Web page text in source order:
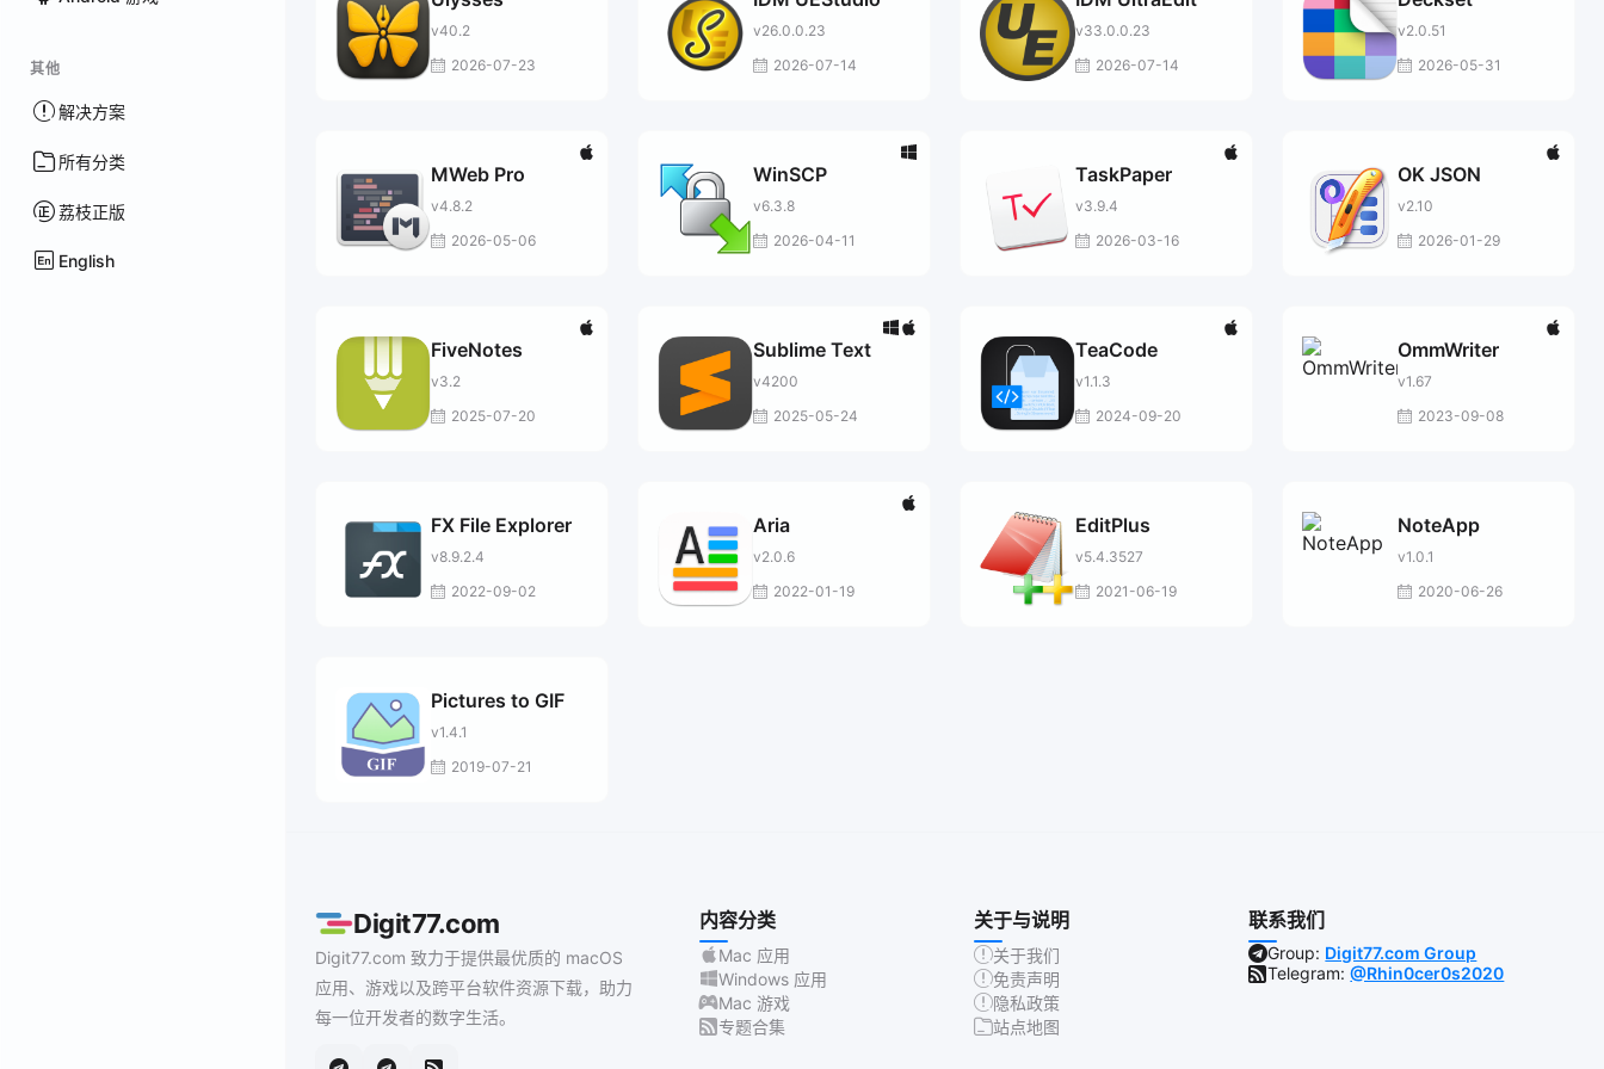
其他
解决方案
所有分类
荔枝正版
English
v40.2
2026-07-23
v26.0.0.23
2026-07-14
v33.0.0.23
2026-07-14
v2.0.51
2026-05-31
MWeb Pro
v4.8.2
2026-05-06
WinSCP
v6.3.8
2026-04-11
TaskPaper
v3.9.4
2026-03-16
OK JSON
v2.10
2026-01-29
FiveNotes
v3.2
2025-07-20
Sublime Text
v4200
2025-05-24
TeaCode
v1.1.3
2024-09-20
OmmWriter
v1.67
2023-09-08
FX File Explorer
v8.9.2.4
2022-09-02
Aria
v2.0.6
2022-01-19
EditPlus
v5.4.3527
2021-06-19
NoteApp
v1.0.1
2020-06-26
Pictures to GIF
v1.4.1
2019-07-21
Digit77.com
Digit77.com 致力于提供最优质的 macOS
应用、游戏以及跨平台软件资源下载，助力
每一位开发者的数字生活。
内容分类
Mac 应用
Windows 应用
Mac 游戏
专题合集
关于与说明
关于我们
免责声明
隐私政策
站点地图
联系我们
Group: Digit77.com Group
Telegram:@Rhin0cer0s2020